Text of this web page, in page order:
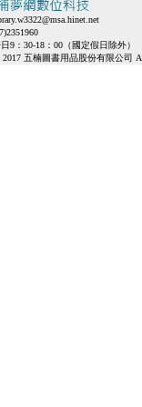
9：30-18：00（國定假日除外）
五楠圖書用品股份有限公司